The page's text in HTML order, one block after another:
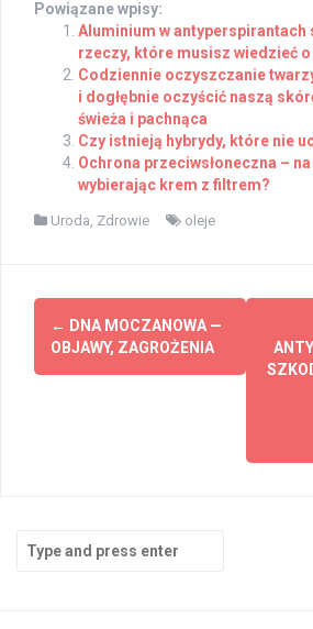
Powiązane wpisy:
Aluminium w antyperspirantach
rzeczy, które musisz wiedzieć o
Codziennie oczyszczanie
i dogłębnie oczyścić naszą
świeża i pachnąca
Czy istnieją hybrydy, które nie
Ochrona przeciwsłoneczna –
wybierając krem z filtrem?
Uroda, Zdrowie oleje
Post
navigation
← DNA MOCZANOWA —
OBJAWY, ZAGROŻENIA
Search
for: